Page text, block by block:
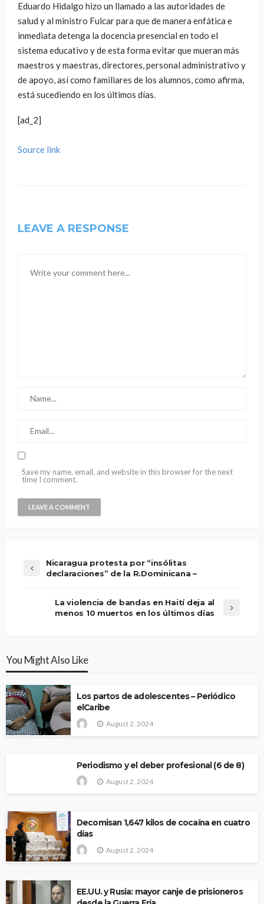
Eduardo Hidalgo hizo un llamado a las autoridades de
salud y al ministro Fulcar para que de manera enfática e
inmediata detenga la docencia presencial en todo el
sistema educativo y de esta forma evitar que mueran más
maestros y maestras, directores, personal administrativo y
de apoyo, así como familiares de los alumnos, como afirma,
está sucediendo en los últimos días.
[ad_2]
Source link
LEAVE A RESPONSE
Save my name, email, and website in this browser for the next
time I comment.
Nicaragua protesta por “insólitas
declaraciones” de la R.Dominicana –
La violencia de bandas en Haití deja al
menos 10 muertos en los últimos días
You Might Also Like
Los partos de adolescentes – Periódico
elCaribe
August 2, 2024
Periodismo y el deber profesional (6 de 8)
August 2, 2024
Decomisan 1,647 kilos de cocaína en cuatro
días
August 2, 2024
EE.UU. y Rusia: mayor canje de prisioneros